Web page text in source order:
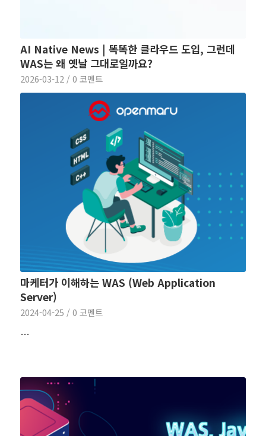
AI Native News | 똑똑한 클라우드 도입, 그런데
WAS는 왜 옛날 그대로일까요?
2026-03-12 / 0 코멘트
마케터가 이해하는 WAS (Web Application
Server)
2024-04-25 / 0 코멘트
…